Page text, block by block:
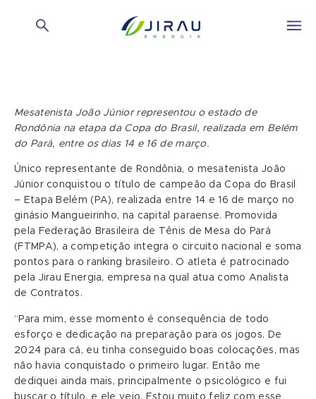
Mesatenista João Júnior representou o estado de
Rondônia na etapa da Copa do Brasil, realizada em Belém
do Pará, entre os dias 14 e 16 de março.
Único representante de Rondônia, o mesatenista João
Júnior conquistou o título de campeão da Copa do Brasil
– Etapa Belém (PA), realizada entre 14 e 16 de março no
ginásio Mangueirinho, na capital paraense. Promovida
pela Federação Brasileira de Tênis de Mesa do Pará
(FTMPA), a competição integra o circuito nacional e soma
pontos para o ranking brasileiro. O atleta é patrocinado
pela Jirau Energia, empresa na qual atua como Analista
de Contratos.
“Para mim, esse momento é consequência de todo
esforço e dedicação na preparação para os jogos. De
2024 para cá, eu tinha conseguido boas colocações, mas
não havia conquistado o primeiro lugar. Então me
dediquei ainda mais, principalmente o psicológico e fui
buscar o título, e ele veio. Estou muito feliz com esse